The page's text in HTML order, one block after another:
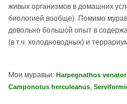
живых организмов в домашних
биологией вообще). Помимо
довольно большой опыт в
(в т.ч. холодноводных) и
Мои муравьи: Harpegnathos venator
Camponotus herculeanus